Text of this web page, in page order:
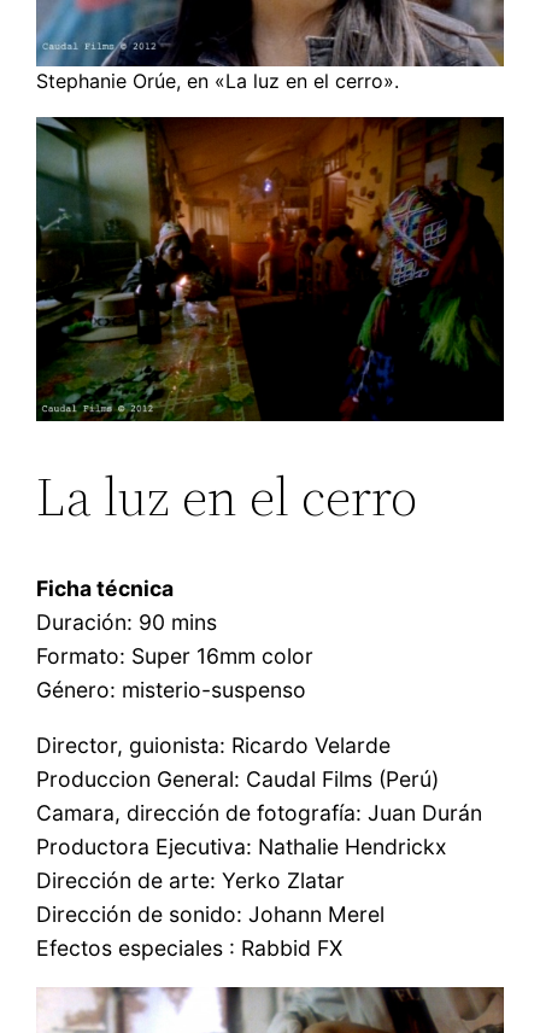
Stephanie Orúe, en «La luz en el cerro».
La luz en el cerro
Ficha técnica
Duración: 90 mins
Formato: Super 16mm color
Género: misterio-suspenso
Director, guionista: Ricardo Velarde
Produccion General: Caudal Films (Perú)
Camara, dirección de fotografía: Juan Durán
Productora Ejecutiva: Nathalie Hendrickx
Dirección de arte: Yerko Zlatar
Dirección de sonido: Johann Merel
Efectos especiales : Rabbid FX